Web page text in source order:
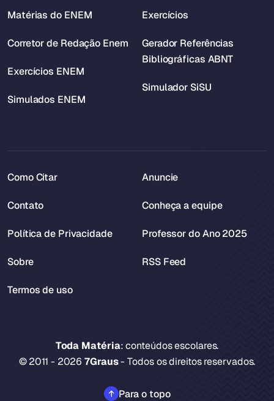
Matérias do ENEM
Corretor de Redação Enem
Exercícios ENEM
Simulados ENEM
Exercícios
Gerador Referências
Bibliográficas ABNT
Simulador SiSU
Toda Matéria: conteúdos escolares.
© 2011 - 20267Graus- Todos os direitos reservados.
Para o topo
Como Citar
Contato
Política de Privacidade
Sobre
Termos de uso
Anuncie
Conheça a equipe
Professor do Ano 2025
RSS Feed